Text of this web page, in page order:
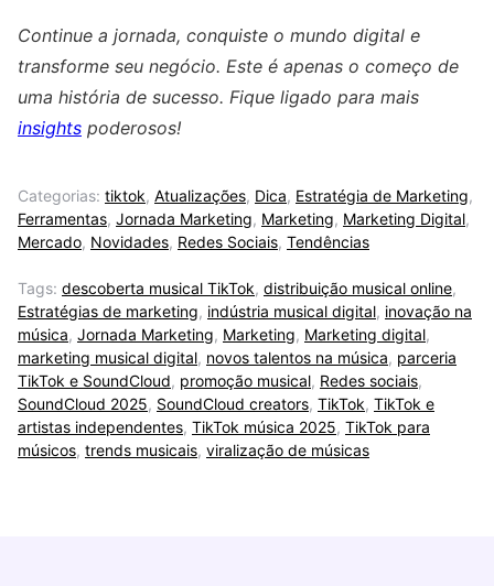
Continue a jornada, conquiste o mundo digital e
transforme seu negócio. Este é apenas o começo de
uma história de sucesso. Fique ligado para mais
insights poderosos!
Categorias: tiktok, Atualizações, Dica, Estratégia de Marketing,
Ferramentas, Jornada Marketing, Marketing, Marketing Digital,
Mercado, Novidades, Redes Sociais, Tendências
Tags: descoberta musical TikTok, distribuição musical online,
Estratégias de marketing, indústria musical digital, inovação na
música, Jornada Marketing, Marketing, Marketing digital,
marketing musical digital, novos talentos na música, parceria
TikTok e SoundCloud, promoção musical, Redes sociais,
SoundCloud 2025, SoundCloud creators, TikTok, TikTok e
artistas independentes, TikTok música 2025, TikTok para
músicos, trends musicais, viralização de músicas